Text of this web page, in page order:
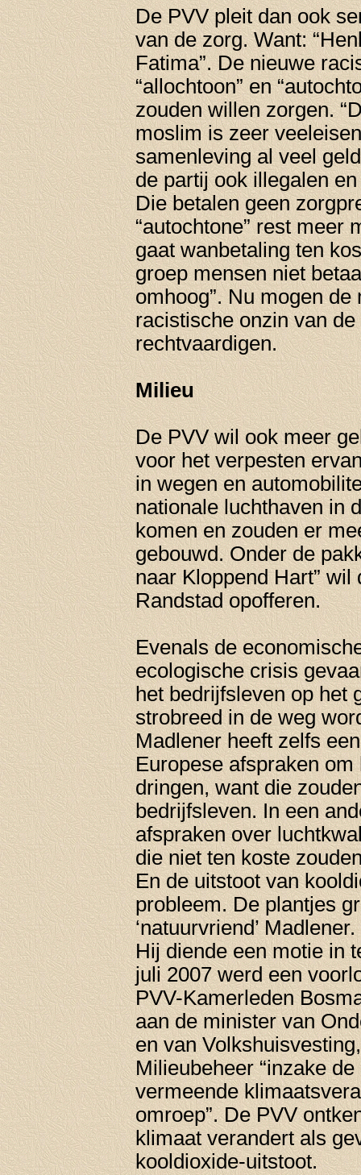
De PVV pleit dan ook
van de zorg. Want:
Fatima”. De nieuwe
“allochtoon” en
zouden willen zorgen.
moslim is zeer
samenleving al veel
de partij ook illegalen
Die betalen geen
“autochtone” rest meer
gaat wanbetaling ten
groep mensen niet
omhoog”. Nu mogen
racistische onzin van
rechtvaardigen.
Milieu
De PVV wil ook meer
voor het verpesten
in wegen en
nationale luchthaven in
komen en zouden er
gebouwd. Onder de
naar Kloppend Hart”
Randstad opofferen.
Evenals de
ecologische crisis
het bedrijfsleven op het
strobreed in de weg
Madlener heeft zelfs
Europese afspraken
dringen, want die
bedrijfsleven. In een
afspraken over
die niet ten koste
En de uitstoot van
probleem. De plantjes
‘natuurvriend’
Hij diende een motie in
juli 2007 werd een
PVV-Kamerleden
aan de minister van
en van
Milieubeheer “inzake
vermeende
omroep”. De PVV
klimaat verandert als
kooldioxide-uitstoot.